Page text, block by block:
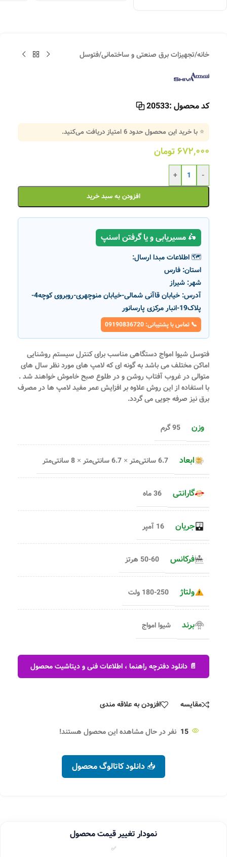
خانه/تجهیزات برق صنعتی و ساختمانی/فتوسل
کد محصول :20533
⭐ با خرید این محصول حدود6امتیاز دریافت می‌کنید.
۶۷۲,۰۰۰تومان
-
+
افزودن به سبد خرید
🛵 مسیریابی و یا گرفتن اسنپ
🗺️ اطلاعات مبدا ارسال:
استان: فارس
شهر: شیراز
آدرس:
خیابان قاآنی شمالی-خیابان منوچهری-روبروی کوچه4-
پلاک19-انبار مرکزی پارسانور
📞 تماس با پشتیبانی: 09190836720
فتوسل شیوا امواجدستگاهی مناسب برای کنترل سیستم روشنایی
اماکن مختلف می باشد به گونه ای که لامپ های مورد نظر سال های
متوالی در غروب آفتاب روشن و در طلوع صبح خاموش خواهند شد .
با استفاده از این روش علاوه بر افزایش عمر مفید لامپ ها در مصرف
برق نیز صرفه جویی می گردد.
وزن 95 گرم
ابعاد 6.7 سانتی‌متر × 6.7 سانتی‌متر × 8 سانتی‌متر
گارانتی 36 ماه
جریان 16 آمپر
فرکانس 50-60 هرتز
ولتاژ 180-250 ولت
برند شیوا امواج
📄 دانلود دفترچه راهنما ، اطلاعات فنی و دیتاشیت محصول
مقایسه افزودن به علاقه مندی
15 نفر در حال مشاهده این محصول هستند!
📥 دانلود کاتالوگ محصول
نمودار تغییر قیمت محصول
✅